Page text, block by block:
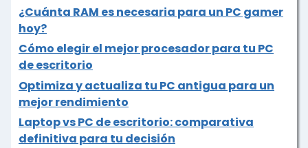
¿Cuánta RAM es necesaria para un PC gamer
hoy?
Cómo elegir el mejor procesador para tu PC
de escritorio
Optimiza y actualiza tu PC antigua para un
mejor rendimiento
Laptop vs PC de escritorio: comparativa
definitiva para tu decisión